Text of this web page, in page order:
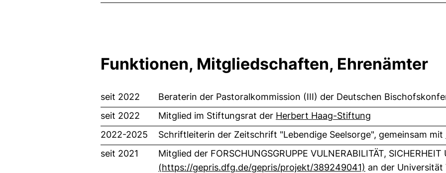
Funktionen, Mitgliedschaften, Ehrenämter
seit 2022
Beraterin der Pastoralkommission (III) der Deutschen
seit 2022
Mitglied im Stiftungsrat der Herbert Haag-Stiftung
2022-2025
Schriftleiterin der Zeitschrift "Lebendige Seelsorge", gemeinsam mit
seit 2021
Mitglied der FORSCHUNGSGRUPPE VULNERABILITÄT, SICHERHEIT
(https://gepris.dfg.de/gepris/projekt/389249041) (externer Link,
an der Universität